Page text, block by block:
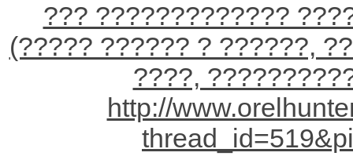
??? ?????????????
(????? ?????? ? ??????,
????,